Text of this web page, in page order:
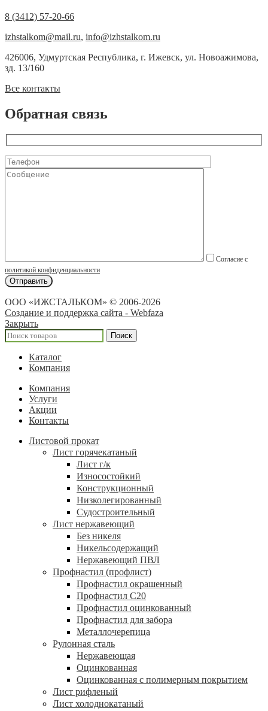
8 (3412) 57-20-66
izhstalkom@mail.ru, info@izhstalkom.ru
426006, Удмуртская Республика, г. Ижевск, ул. Новоажимова,
зд. 13/160
Все контакты
Обратная связь
Согласие с
политикой конфиденциальности
ООО «ИЖСТАЛЬКОМ» © 2006-2026
Создание и поддержка сайта - Webfaza
Закрыть
Поиск
Каталог
Компания
Компания
Услуги
Акции
Контакты
Листовой прокат
Лист горячекатаный
Лист г/к
Износостойкий
Конструкционный
Низколегированный
Судостроительный
Лист нержавеющий
Без никеля
Никельсодержащий
Нержавеющий ПВЛ
Профнастил (профлист)
Профнастил окрашенный
Профнастил С20
Профнастил оцинкованный
Профнастил для забора
Металлочерепица
Рулонная сталь
Нержавеющая
Оцинкованная
Оцинкованная с полимерным покрытием
Лист рифленый
Лист холоднокатаный